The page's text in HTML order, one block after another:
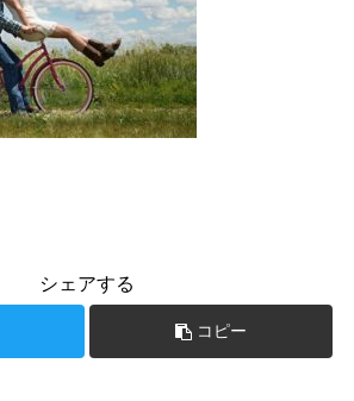
シェアする
コピー